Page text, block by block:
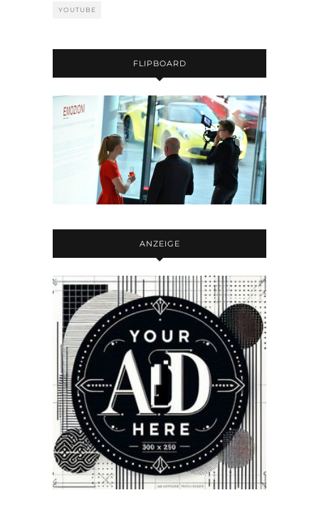
YOUTUBE
FLIPBOARD
ANZEIGE